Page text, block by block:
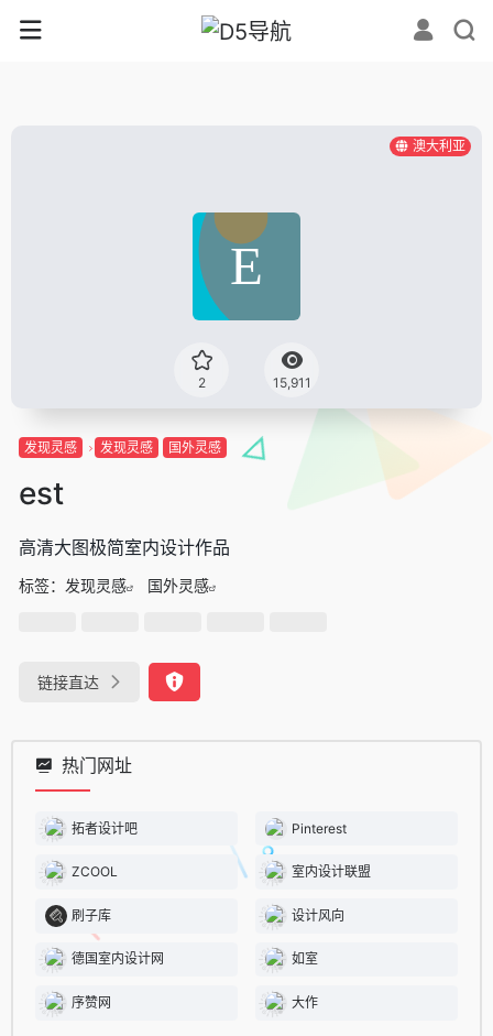
澳大利亚
2 15,911
发现灵感 发现灵感 国外灵感
est
高清大图极简室内设计作品
标签： 发现灵感 国外灵感
链接直达
热门网址
拓者设计吧 Pinterest
ZCOOL 室内设计联盟
刷子库 设计风向
德国室内设计网 如室
序赞网 大作